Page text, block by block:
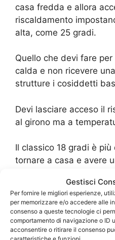
Gestisci
Per fornire le migliori esperienze,
per memorizzare e/o accedere alle
consenso a queste tecnologie ci
comportamento di navigazione o ID
acconsentire o ritirare il consenso
caratteristiche e funzioni.
casa fredda e allora
riscaldamento
alta, come 25 gradi.
Quello che devi fare
calda e non ricevere
strutture i cosiddetti
Devi lasciare acceso il
al girono ma a
Il classico 18 gradi è
tornare a casa e avere
Pulire la
Che tu abbia o meno
efficiente, devi sempre